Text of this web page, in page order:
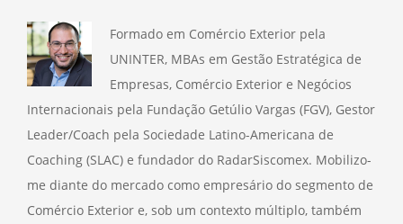
Formado em Comércio Exterior pela
UNINTER, MBAs em Gestão Estratégica de
Empresas, Comércio Exterior e Negócios
Internacionais pela Fundação Getúlio Vargas (FGV), Gestor
Leader/Coach pela Sociedade Latino-Americana de
Coaching (SLAC) e fundador do RadarSiscomex. Mobilizo-
me diante do mercado como empresário do segmento de
Comércio Exterior e, sob um contexto múltiplo, também